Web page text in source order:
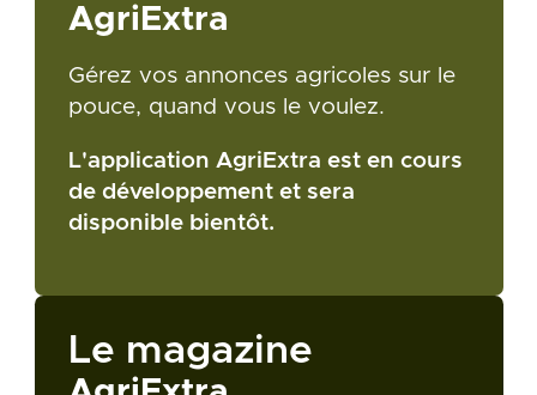
AgriExtra
Gérez vos annonces agricoles sur le
pouce, quand vous le voulez.
L'application AgriExtra est en cours
de développement et sera
disponible bientôt.
Le magazine